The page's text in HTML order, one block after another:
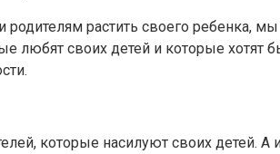
растить своего ребенка,
своих детей и которые хотят
которые насилуют своих детей. А